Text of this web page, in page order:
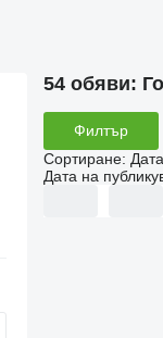
54 обяви:
Филтър
Сортиране:
Дата на